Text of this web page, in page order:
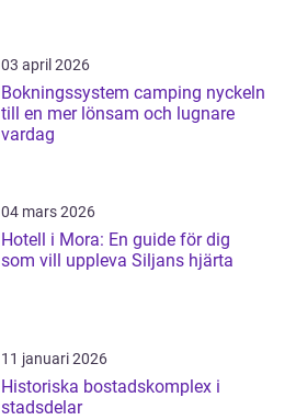
03 april 2026
Bokningssystem camping nyckeln
till en mer lönsam och lugnare
vardag
04 mars 2026
Hotell i Mora: En guide för dig
som vill uppleva Siljans hjärta
11 januari 2026
Historiska bostadskomplex i
stadsdelar